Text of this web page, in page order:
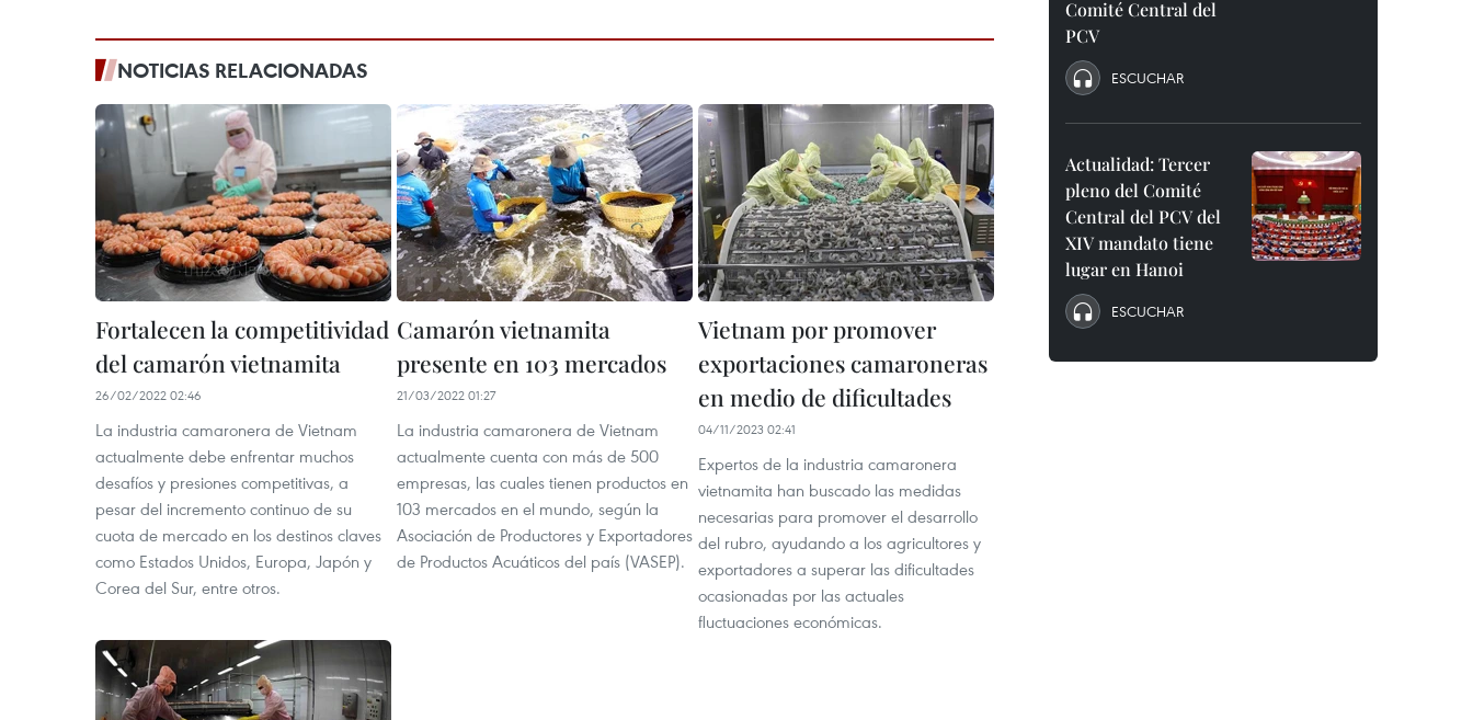
NOTICIAS RELACIONADAS
Fortalecen la competitividad
del camarón vietnamita
26/02/2022 02:46
La industria camaronera de Vietnam
actualmente debe enfrentar muchos
desafíos y presiones competitivas, a
pesar del incremento continuo de su
cuota de mercado en los destinos claves
como Estados Unidos, Europa, Japón y
Corea del Sur, entre otros.
Camarón vietnamita
presente en 103 mercados
21/03/2022 01:27
La industria camaronera de Vietnam
actualmente cuenta con más de 500
empresas, las cuales tienen productos en
103 mercados en el mundo, según la
Asociación de Productores y Exportadores
de Productos Acuáticos del país (VASEP).
Vietnam por promover
exportaciones camaroneras
en medio de dificultades
04/11/2023 02:41
Expertos de la industria camaronera
vietnamita han buscado las medidas
necesarias para promover el desarrollo
del rubro, ayudando a los agricultores y
exportadores a superar las dificultades
ocasionadas por las actuales
fluctuaciones económicas.
Comité Central del
PCV
ESCUCHAR
Actualidad: Tercer
pleno del Comité
Central del PCV del
XIV mandato tiene
lugar en Hanoi
ESCUCHAR